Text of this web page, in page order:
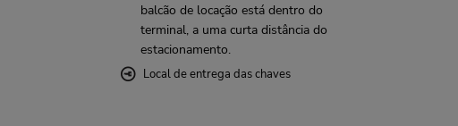
balcão de locação está dentro do
terminal, a uma curta distância do
estacionamento.
Local de entrega das chaves